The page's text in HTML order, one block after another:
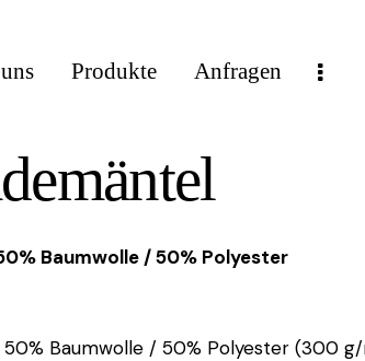
Produkte Anfragen
Baumwolle / 50% Polyester
Baumwolle / 50% Polyester (300